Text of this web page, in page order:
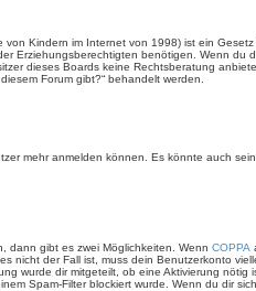
Kindern im Internet von 1998) ist ein
Erziehungsberechtigten benötigen. Wenn du
dieses Boards keine Rechtsberatung
Forum gibt?“ behandelt werden.
mehr anmelden können. Es könnte auch
dann gibt es zwei Möglichkeiten. Wenn COPPA
der Fall ist, muss dein Benutzerkonto
wurde dir mitgeteilt, ob eine Aktivierung
Spam-Filter blockiert wurde. Wenn du dir